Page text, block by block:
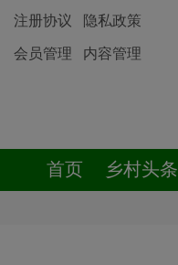
注册协议
隐私政策
会员管理
内容管理
首页 乡村头条